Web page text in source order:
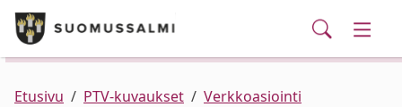
Siirry pääsisältöön
Puhelinluettelo/yhteystiedot
Palvelut
Ajankohtaista
Verkkokauppa
Haku
Kunta ja hallinto
Asuminen ja ympäristö
Etusivu PTV-kuvaukset
Verkkoasiointi